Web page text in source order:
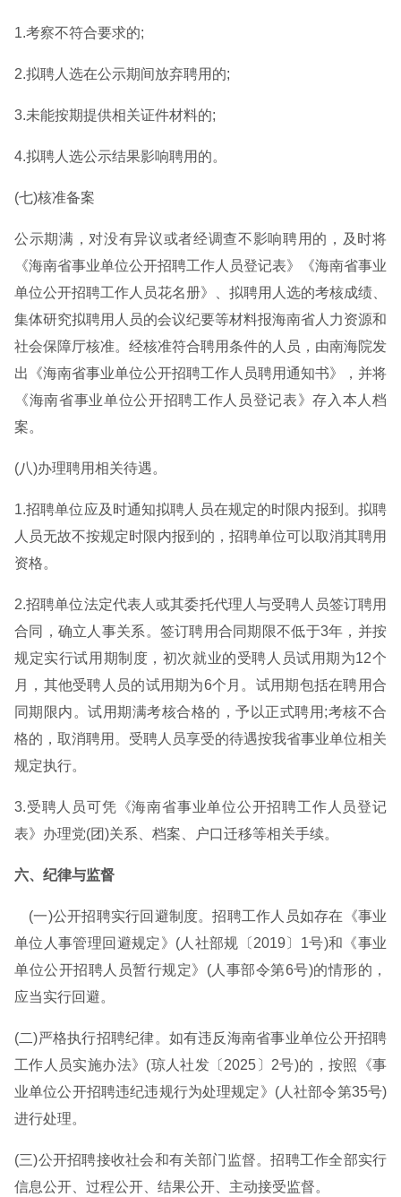
1.考察不符合要求的;
2.拟聘人选在公示期间放弃聘用的;
3.未能按期提供相关证件材料的;
4.拟聘人选公示结果影响聘用的。
(七)核准备案
公示期满，对没有异议或者经调查不影响聘用的，及时将
《海南省事业单位公开招聘工作人员登记表》《海南省事业
单位公开招聘工作人员花名册》、拟聘用人选的考核成绩、
集体研究拟聘用人员的会议纪要等材料报海南省人力资源和
社会保障厅核准。经核准符合聘用条件的人员，由南海院发
出《海南省事业单位公开招聘工作人员聘用通知书》，并将
《海南省事业单位公开招聘工作人员登记表》存入本人档
案。
(八)办理聘用相关待遇。
1.招聘单位应及时通知拟聘人员在规定的时限内报到。拟聘
人员无故不按规定时限内报到的，招聘单位可以取消其聘用
资格。
2.招聘单位法定代表人或其委托代理人与受聘人员签订聘用
合同，确立人事关系。签订聘用合同期限不低于3年，并按
规定实行试用期制度，初次就业的受聘人员试用期为12个
月，其他受聘人员的试用期为6个月。试用期包括在聘用合
同期限内。试用期满考核合格的，予以正式聘用;考核不合
格的，取消聘用。受聘人员享受的待遇按我省事业单位相关
规定执行。
3.受聘人员可凭《海南省事业单位公开招聘工作人员登记
表》办理党(团)关系、档案、户口迁移等相关手续。
六、纪律与监督
(一)公开招聘实行回避制度。招聘工作人员如存在《事业
单位人事管理回避规定》(人社部规〔2019〕1号)和《事业
单位公开招聘人员暂行规定》(人事部令第6号)的情形的，
应当实行回避。
(二)严格执行招聘纪律。如有违反海南省事业单位公开招聘
工作人员实施办法》(琼人社发〔2025〕2号)的，按照《事
业单位公开招聘违纪违规行为处理规定》(人社部令第35号)
进行处理。
(三)公开招聘接收社会和有关部门监督。招聘工作全部实行
信息公开、过程公开、结果公开、主动接受监督。